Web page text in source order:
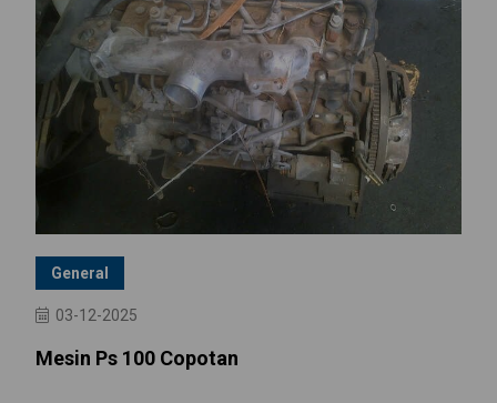
General
03-12-2025
Mesin Ps 100 Copotan